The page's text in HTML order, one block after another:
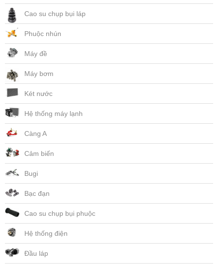
Cao su chụp bụi láp
Phuộc nhún
Máy đề
Máy bơm
Két nước
Hệ thống máy lạnh
Càng A
Cảm biến
Bugi
Bạc đạn
Cao su chụp bụi phuộc
Hệ thống điện
Đầu láp